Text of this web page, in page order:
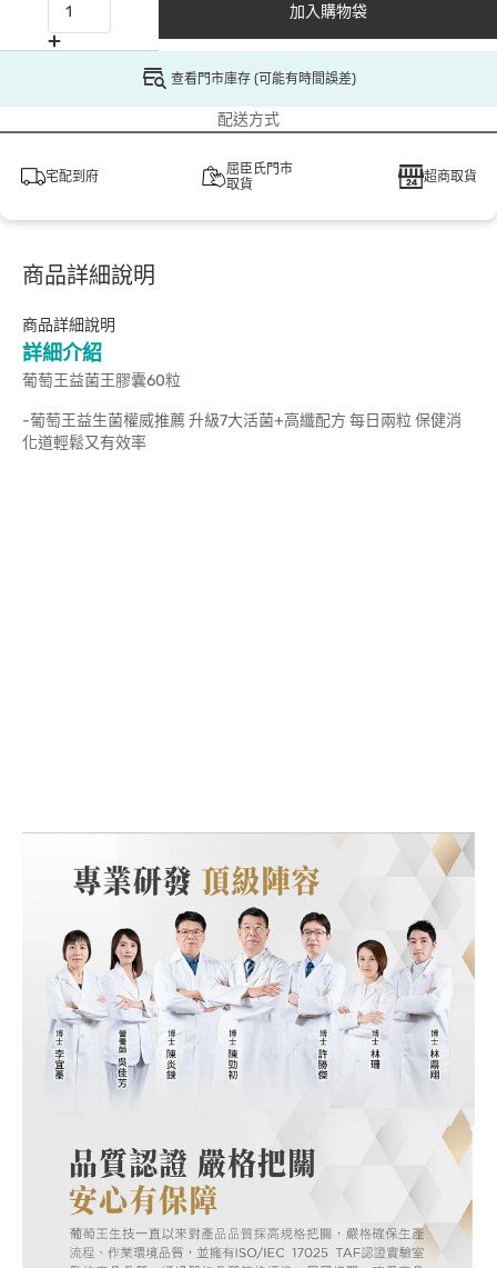
加入購物袋
查看門市庫存 (可能有時間誤差)
配送方式
宅配到府
屈臣氏門市
取貨
超商取貨
商品詳細說明
商品詳細說明
詳細介紹
葡萄王益菌王膠囊60粒
-葡萄王益生菌權威推薦 升級7大活菌+高纖配方 每日兩粒 保健消
化道輕鬆又有效率